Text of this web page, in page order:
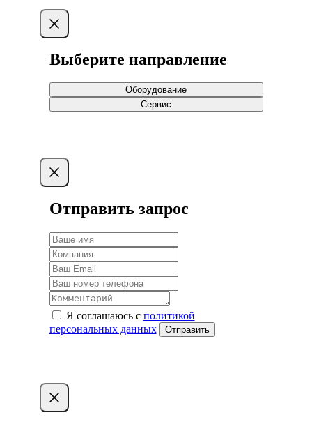
Выберите направление
Оборудование
Сервис
Отправить запрос
Я соглашаюсь с политикой
персональных данных
Отправить